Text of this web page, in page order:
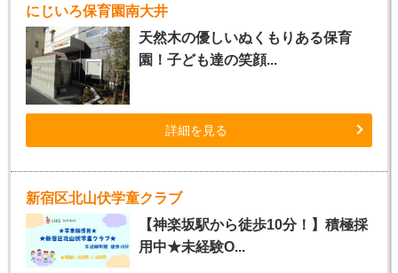
にじいろ保育園南大井
天然木の優しいぬくもりある保育
園！子ども達の笑顔...
詳細を見る
新宿区北山伏学童クラブ
【神楽坂駅から徒歩10分！】積極採
用中★未経験O...